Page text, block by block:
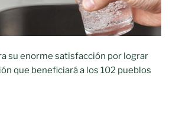
su enorme satisfacción por lograr
que beneficiará a los 102 pueblos